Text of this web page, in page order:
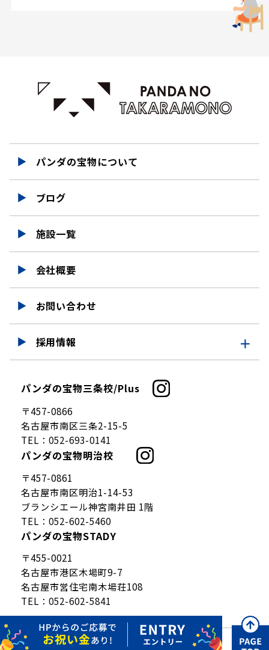
パンダの宝物について
ブログ
施設一覧
会社概要
お問い合わせ
採用情報
採用情報
仕事を知る
募集要項
パンダの宝物三条校/Plus
〒457-0866
名古屋市南区三条2-15-5
TEL： 052-693-0141
パンダの宝物明治校
〒457-0861
名古屋市南区明治1-14-53
ブランシエール神宮南井田 1階
TEL： 052-602-5460
パンダの宝物STADY
〒455-0021
名古屋市港区木場町9-7
名古屋市営住宅南木場荘108
TEL： 052-602-5841
Copyright © pandanotakaramono.All Rights Reserved